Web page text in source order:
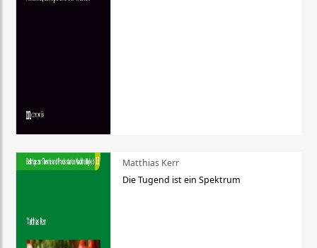
Matthias Kerr
Die Tugend ist ein Spektrum